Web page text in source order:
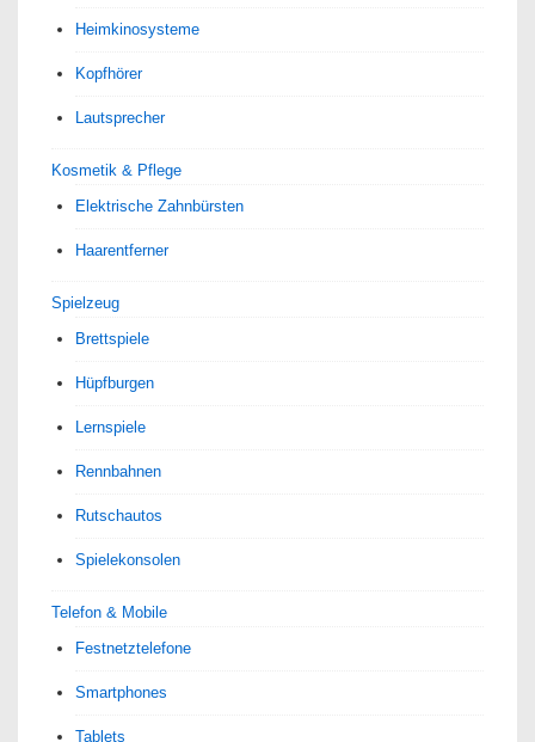
Heimkinosysteme
Kopfhörer
Lautsprecher
Kosmetik & Pflege
Elektrische Zahnbürsten
Haarentferner
Spielzeug
Brettspiele
Hüpfburgen
Lernspiele
Rennbahnen
Rutschautos
Spielekonsolen
Telefon & Mobile
Festnetztelefone
Smartphones
Tablets